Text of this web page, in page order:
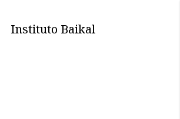
Instituto Baikal